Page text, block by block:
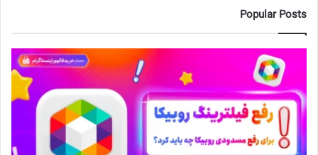
Popular Posts